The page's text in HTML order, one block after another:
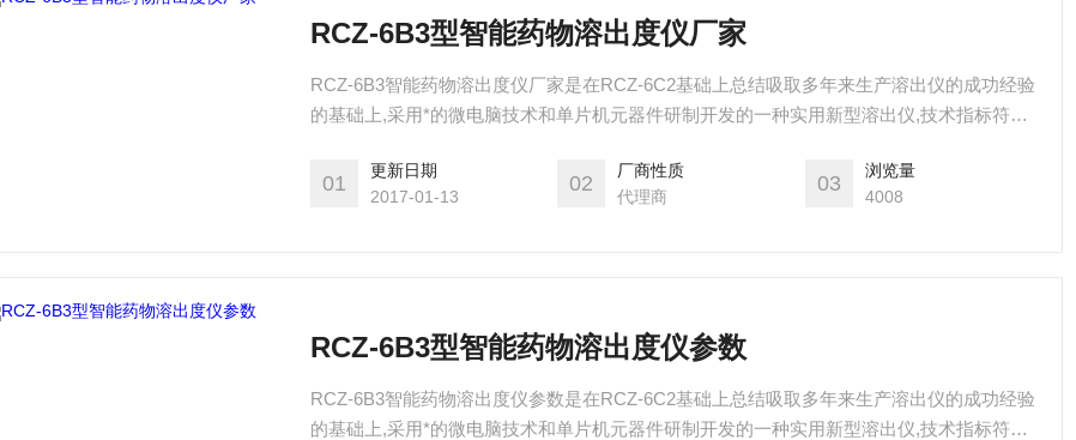
RCZ-6B3型智能药物溶出度仪厂家
RCZ-6B3智能药物溶出度仪厂家是在RCZ-6C2基础上总结吸取多年来生产溶出仪的成功经验
的基础上,采用*的微电脑技术和单片机元器件研制开发的一种实用新型溶出仪,技术指标符合
01
更新日期
2017-01-13
02
厂商性质
代理商
03
浏览量
4008
RCZ-6B3型智能药物溶出度仪参数
RCZ-6B3智能药物溶出度仪参数是在RCZ-6C2基础上总结吸取多年来生产溶出仪的成功经验
的基础上,采用*的微电脑技术和单片机元器件研制开发的一种实用新型溶出仪,技术指标符合